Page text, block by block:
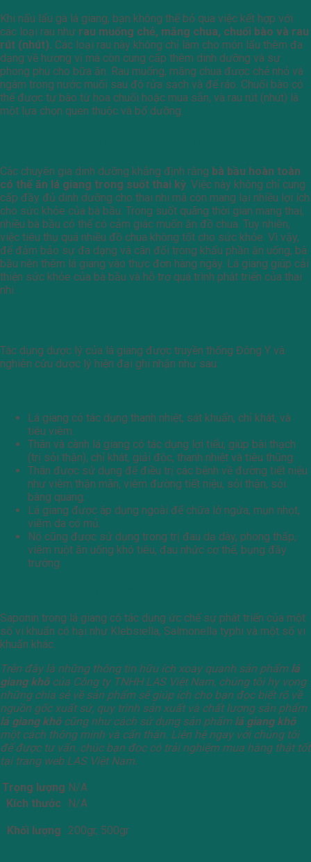
Khi nấu lẩu gà lá giang, bạn không thể bỏ qua việc kết hợp với
các loại rau như rau muống chẻ, măng chua, chuối bào và rau
rút (nhút). Các loại rau này không chỉ làm cho món lẩu thêm đa
dạng về hương vị mà còn cung cấp thêm dinh dưỡng và sự
phong phú cho bữa ăn. Rau muống, măng chua được chẻ nhỏ và
ngâm trong nước muối sau đó rửa sạch và để ráo. Chuối bào có
thể được tự bào từ hoa chuối hoặc mua sẵn, và rau rút (nhút) là
một lựa chọn quen thuộc và bổ dưỡng.
Các chuyên gia dinh dưỡng khẳng định rằng bà bầu hoàn toàn
có thể ăn lá giang trong suốt thai kỳ. Việc này không chỉ cung
cấp đầy đủ dinh dưỡng cho thai nhi mà còn mang lại nhiều lợi ích
cho sức khỏe của bà bầu. Trong suốt quãng thời gian mang thai,
nhiều bà bầu có thể có cảm giác muốn ăn đồ chua. Tuy nhiên,
việc tiêu thụ quá nhiều đồ chua không tốt cho sức khỏe. Vì vậy,
để đảm bảo sự đa dạng và cân đối trong khẩu phần ăn uống, bà
bầu nên thêm lá giang vào thực đơn hàng ngày. Lá giang giúp cải
thiện sức khỏe của bà bầu và hỗ trợ quá trình phát triển của thai
nhi.
Tác dụng dược lý của lá giang được truyền thống Đông Y và
nghiên cứu dược lý hiện đại ghi nhận như sau:
Lá giang có tác dụng thanh nhiệt, sát khuẩn, chỉ khát, và
tiêu viêm.
Thân và cành lá giang có tác dụng lợi tiểu, giúp bài thạch
(trị sỏi thận), chỉ khát, giải độc, thanh nhiệt và tiêu thũng.
Thân được sử dụng để điều trị các bệnh về đường tiết niệu
như viêm thận mãn, viêm đường tiết niệu, sỏi thận, sỏi
bàng quang.
Lá giang được áp dụng ngoài để chữa lở ngứa, mụn nhọt,
viêm da có mủ.
Nó cũng được sử dụng trong trị đau dạ dày, phong thấp,
viêm ruột ăn uống khó tiêu, đau nhức cơ thể, bụng đầy
trướng.
Saponin trong lá giang có tác dụng ức chế sự phát triển của một
số vi khuẩn có hại như Klebsiella, Salmonella typhi và một số vi
khuẩn khác.
Trên đây là những thông tin hữu ích xoay quanh sản phẩm lá
giang khôcủa Công ty TNHH LAS Việt Nam, chúng tôi hy vọng
những chia sẻ về sản phẩm sẽ giúp ích cho bạn đọc biết rõ về
nguồn gốc xuất sứ, quy trình sản xuất và chất lượng sản phẩm
lá giang khôcũng như cách sử dụng sản phẩmlá giang khô
một cách thông minh và cẩn thận. Liên hệ ngay với chúng tôi
để được tư vấn, chúc bạn đọc có trải nghiệm mua hàng thật tốt
tại trang web LAS Việt Nam.
Trọng lượng N/A
Kích thước
N/A
Khối lượng 200gr, 500gr